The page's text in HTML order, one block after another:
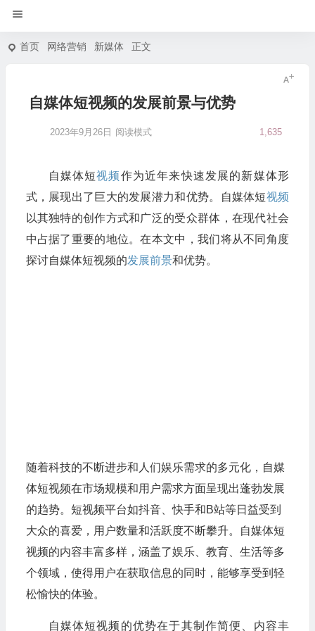
首页 网络营销 新媒体 正文
自媒体短视频的发展前景与优势
2023年9月26日 1,635
阅读模式
自媒体短视频作为近年来快速发展的新媒体形
式，展现出了巨大的发展潜力和优势。自媒体短视频
以其独特的创作方式和广泛的受众群体，在现代社会
中占据了重要的地位。在本文中，我们将从不同角度
探讨自媒体短视频的发展前景和优势。